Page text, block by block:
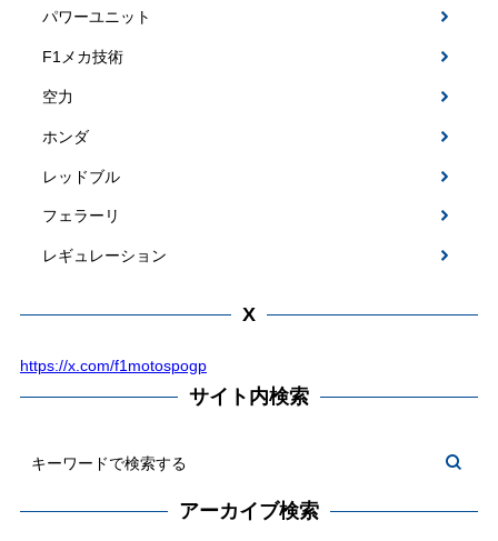
パワーユニット
F1メカ技術
空力
ホンダ
レッドブル
フェラーリ
レギュレーション
X
https://x.com/f1motospogp
サイト内検索
アーカイブ検索